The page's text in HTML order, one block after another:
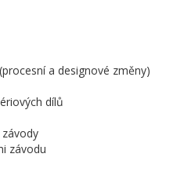
a designové změny)
dílů
závodu